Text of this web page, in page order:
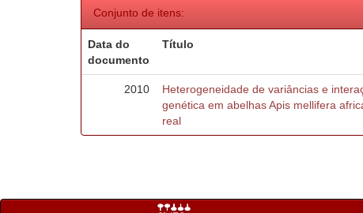
Conjunto de itens:
Data do
documento
Título
2010
Heterogeneidade de variâncias e
genética em abelhas Apis mellifera
real